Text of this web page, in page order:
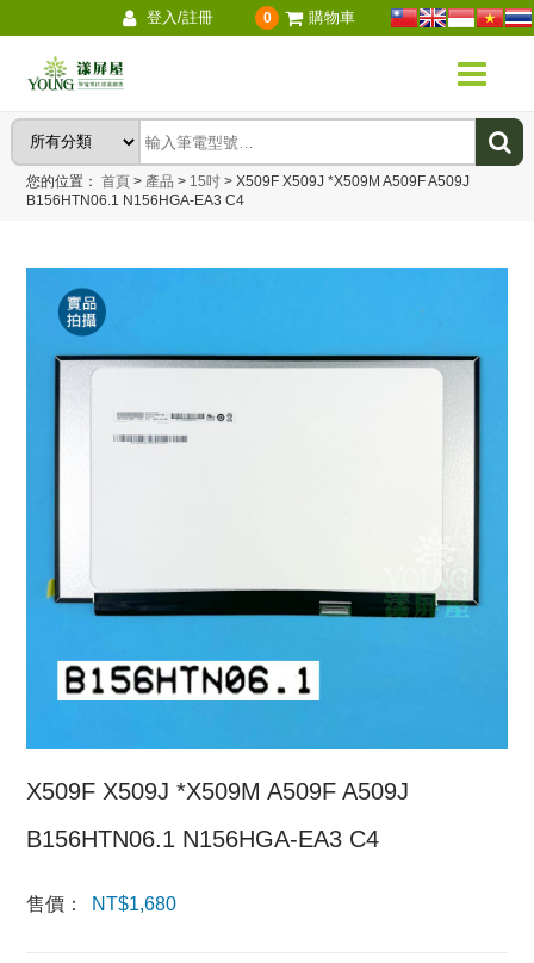
登入/註冊 0 購物車
您的位置：首頁 > 產品 > 15吋 > X509F X509J *X509M A509F A509J
B156HTN06.1 N156HGA-EA3 C4
X509F X509J *X509M A509F A509J
B156HTN06.1 N156HGA-EA3 C4
售價： NT$1,680